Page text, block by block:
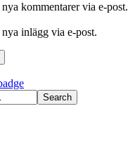
kommentarer via e-post.
inlägg via e-post.